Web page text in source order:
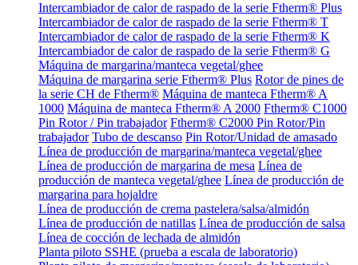
Intercambiador de calor de raspado de la serie Ftherm® Plus
Intercambiador de calor de raspado de la serie Ftherm® T
Intercambiador de calor de raspado de la serie Ftherm® K
Intercambiador de calor de raspado de la serie Ftherm® G
Máquina de margarina/manteca vegetal/ghee
Máquina de margarina serie Ftherm® Plus Rotor de pines de
la serie CH de Ftherm® Máquina de manteca Ftherm® A
1000 Máquina de manteca Ftherm® A 2000 Ftherm® C1000
Pin Rotor / Pin trabajador Ftherm® C2000 Pin Rotor/Pin
trabajador Tubo de descanso Pin Rotor/Unidad de amasado
Línea de producción de margarina/manteca vegetal/ghee
Línea de producción de margarina de mesa Línea de
producción de manteca vegetal/ghee Línea de producción de
margarina para hojaldre
Línea de producción de crema pastelera/salsa/almidón
Línea de producción de natillas Línea de producción de salsa
Línea de cocción de lechada de almidón
Planta piloto SSHE (prueba a escala de laboratorio)